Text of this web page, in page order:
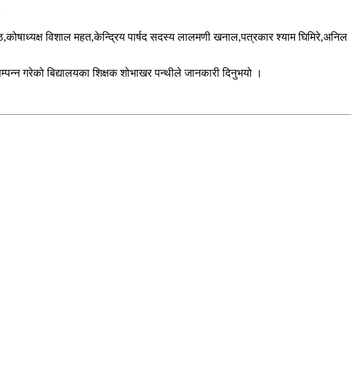
विशाल महत,केन्द्रिय पार्षद सदस्य लालमणी खनाल,पत्रकार श्याम घिमिरे,अनिल
गरेको बिद्यालयका शिक्षक शोभाखर पन्थीले जानकारी दिनुभयो ।